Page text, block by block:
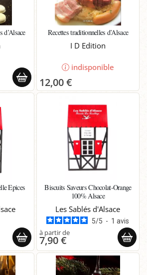
d’Alsace Recettes traditionnelles d’Alsace
I D Edition
indisponible
12,00 €
Epices
Biscuits Saveurs Chocolat-Orange
100% Alsace
Les Sablés d'Alsace
5/5 - 1avis
7,90 €